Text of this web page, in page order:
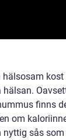
kost
finns
om
nyttig sås